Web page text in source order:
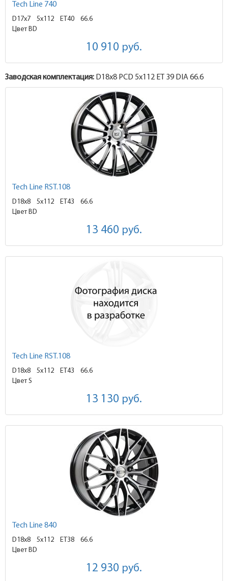
Tech Line 740
D17x7 5x112 ET40
66.6
Цвет BD
10 910 руб.
Заводская комплектация: D18x8 PCD 5x112 ET 39 DIA 66.6
Tech Line RST.108
D18x8 5x112 ET43
66.6
Цвет BD
13 460 руб.
Tech Line RST.108
D18x8 5x112 ET43
66.6
Цвет S
13 130 руб.
Tech Line 840
D18x8 5x112 ET38
66.6
Цвет BD
12 930 руб.